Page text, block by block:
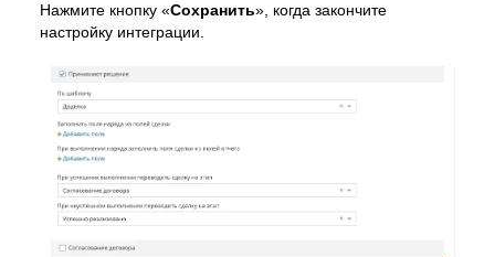
Нажмите кнопку «Сохранить», когда закончите
настройку интеграции.